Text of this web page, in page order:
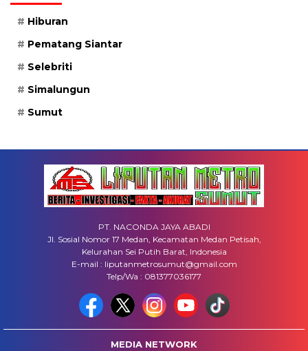
Hiburan
Pematang Siantar
Selebriti
Simalungun
Sumut
PT. NACONDA JAYA ABADI
Jl. Sosial Nomor 17 Medan, Kecamatan Medan Petisah,
Kelurahan Sei Putih Barat, Indonesia
E-mail : liputanmetrosumut@gmail.com
Telp/Wa : 081377036177
MEDIA NETWORK